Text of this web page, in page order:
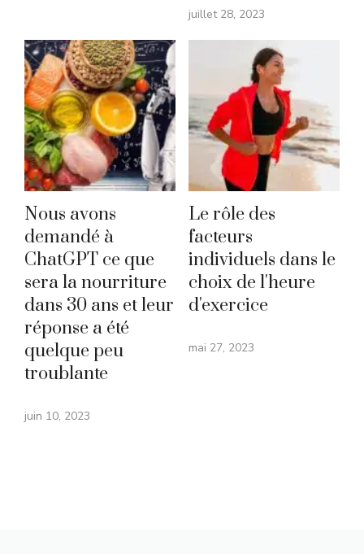
juillet 28, 2023
Nous avons
demandé à
ChatGPT ce que
sera la nourriture
dans 30 ans et leur
réponse a été
quelque peu
troublante
juin 10, 2023
Le rôle des
facteurs
individuels dans le
choix de l'heure
d'exercice
mai 27, 2023